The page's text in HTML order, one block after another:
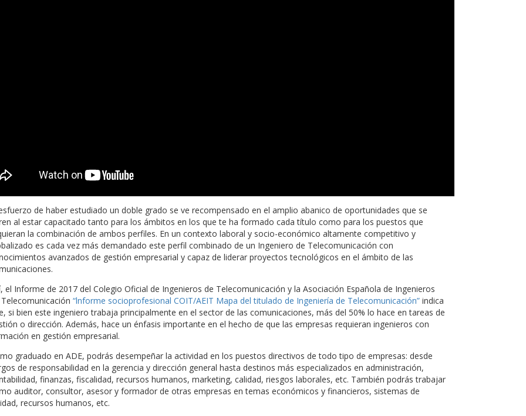
de haber estudiado un doble grado se ve recompensado en el amplio abanico de oportunidades que se
al estar capacitado tanto para los ámbitos en los que te ha formado cada título como para los puestos que
la combinación de ambos perfiles. En un contexto laboral y socio-económico altamente competitivo y
es cada vez más demandado este perfil combinado de un Ingeniero de Telecomunicación con
avanzados de gestión empresarial y capaz de liderar proyectos tecnológicos en el ámbito de las
el Informe de 2017 del Colegio Oficial de Ingenieros de Telecomunicación y la Asociación Española de Ingenieros
“lnforme socioprofesional COIT/AEIT Mapa del titulado de Ingeniería de Telecomunicación”indica
si bien este ingeniero trabaja principalmente en el sector de las comunicaciones, más del 50% lo hace en tareas de
o dirección. Además, hace un énfasis importante en el hecho de que las empresas requieran ingenieros con
en gestión empresarial.
graduado en ADE, podrás desempeñar la actividad en los puestos directivos de todo tipo de empresas: desde
de responsabilidad en la gerencia y dirección general hasta destinos más especializados en administración,
finanzas, fiscalidad, recursos humanos, marketing, calidad, riesgos laborales, etc. También podrás trabajar
auditor, consultor, asesor y formador de otras empresas en temas económicos y financieros, sistemas de
recursos humanos, etc.